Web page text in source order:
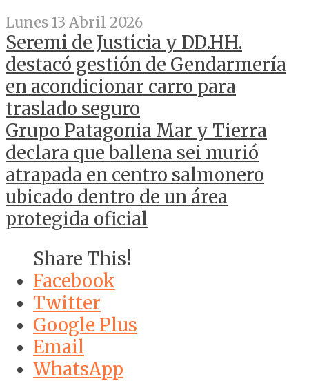
Lunes 13 Abril 2026
Seremi de Justicia y DD.HH.
destacó gestión de Gendarmería
en acondicionar carro para
traslado seguro
Grupo Patagonia Mar y Tierra
declara que ballena sei murió
atrapada en centro salmonero
ubicado dentro de un área
protegida oficial
Share This!
Facebook
Twitter
Google Plus
Email
WhatsApp